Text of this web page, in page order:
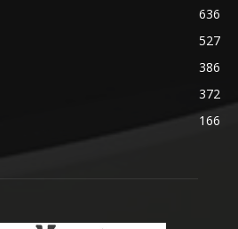
636
527
386
372
166